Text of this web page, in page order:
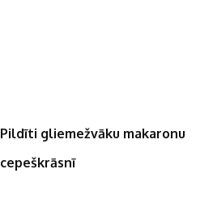
Pildīti gliemežvāku makaronu
cepeškrāsnī